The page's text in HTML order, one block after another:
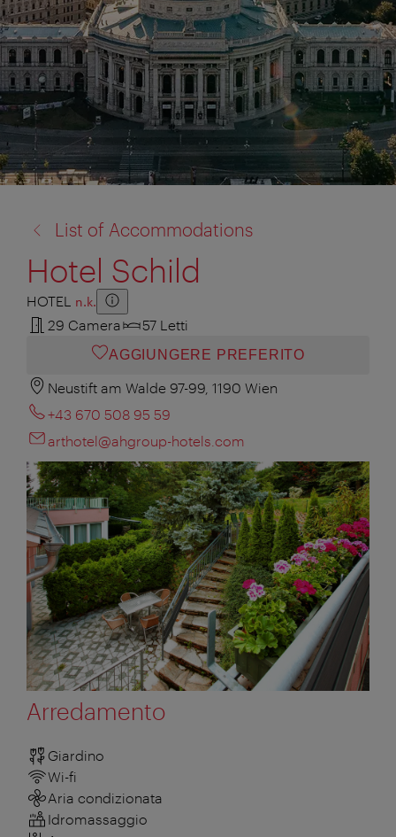
a:
List of Accommodations
Hotel Schild
HOTEL n.k.
Zusatzinformation anzeigen
Zusatzinformation ausblenden
29 Camera 57 Letti
AGGIUNGERE PREFERITO
Neustift am Walde 97-99, 1190 Wien
+43 670 508 95 59
arthotel@ahgroup-hotels.com
Arredamento
Giardino
Wi-fi
Aria condizionata
Idromassaggio